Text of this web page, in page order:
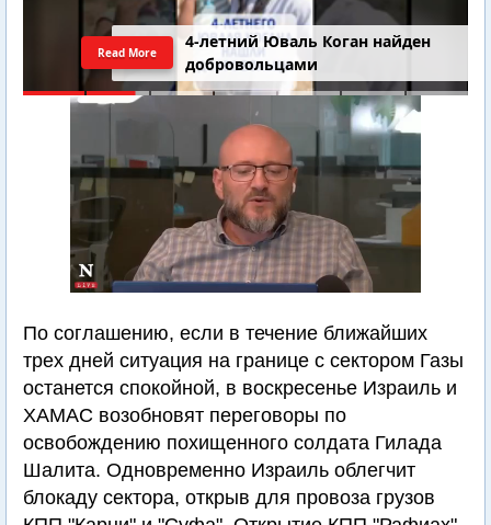
4-летний Юваль Коган найден
добровольцами
Read More
По соглашению, если в течение ближайших
трех дней ситуация на границе с сектором Газы
останется спокойной, в воскресенье Израиль и
ХАМАС возобновят переговоры по
освобождению похищенного солдата Гилада
Шалита. Одновременно Израиль облегчит
блокаду сектора, открыв для провоза грузов